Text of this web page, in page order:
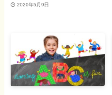
2020年5月9日